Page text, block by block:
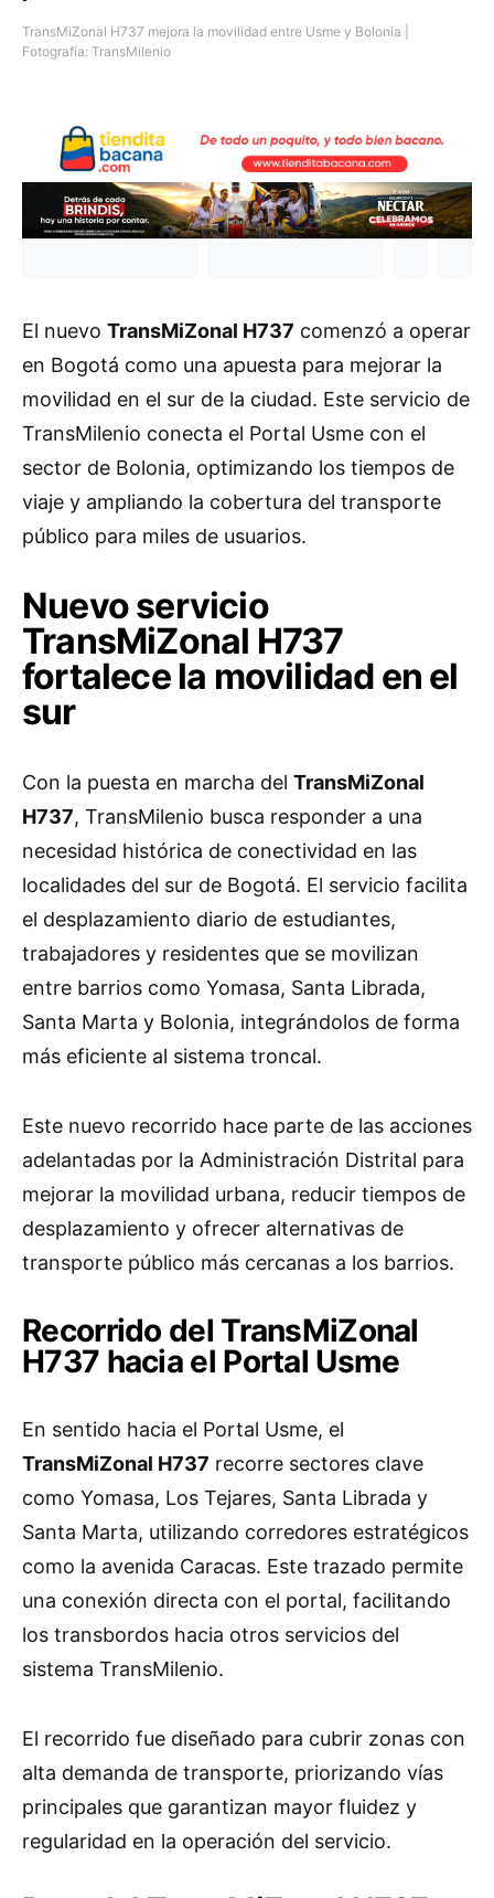
TransMiZonal H737 mejora la movilidad entre Usme y Bolonia |
Fotografía: TransMilenio
El nuevo TransMiZonal H737 comenzó a operar
en Bogotá como una apuesta para mejorar la
movilidad en el sur de la ciudad. Este servicio de
TransMilenio conecta el Portal Usme con el
sector de Bolonia, optimizando los tiempos de
viaje y ampliando la cobertura del transporte
público para miles de usuarios.
Nuevo servicio
TransMiZonal H737
fortalece la movilidad en el
sur
Con la puesta en marcha del TransMiZonal
H737, TransMilenio busca responder a una
necesidad histórica de conectividad en las
localidades del sur de Bogotá. El servicio facilita
el desplazamiento diario de estudiantes,
trabajadores y residentes que se movilizan
entre barrios como Yomasa, Santa Librada,
Santa Marta y Bolonia, integrándolos de forma
más eficiente al sistema troncal.
Este nuevo recorrido hace parte de las acciones
adelantadas por la Administración Distrital para
mejorar la movilidad urbana, reducir tiempos de
desplazamiento y ofrecer alternativas de
transporte público más cercanas a los barrios.
Recorrido del TransMiZonal
H737 hacia el Portal Usme
En sentido hacia el Portal Usme, el
TransMiZonal H737 recorre sectores clave
como Yomasa, Los Tejares, Santa Librada y
Santa Marta, utilizando corredores estratégicos
como la avenida Caracas. Este trazado permite
una conexión directa con el portal, facilitando
los transbordos hacia otros servicios del
sistema TransMilenio.
El recorrido fue diseñado para cubrir zonas con
alta demanda de transporte, priorizando vías
principales que garantizan mayor fluidez y
regularidad en la operación del servicio.